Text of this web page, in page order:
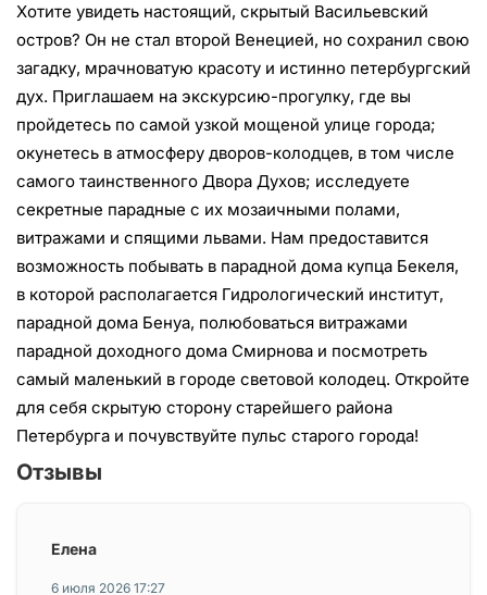
Хотите увидеть настоящий, скрытый Васильевский
остров? Он не стал второй Венецией, но сохранил свою
загадку, мрачноватую красоту и истинно петербургский
дух. Приглашаем на экскурсию-прогулку, где вы
пройдетесь по самой узкой мощеной улице города;
окунетесь в атмосферу дворов-колодцев, в том числе
самого таинственного Двора Духов; исследуете
секретные парадные с их мозаичными полами,
витражами и спящими львами. Нам предоставится
возможность побывать в парадной дома купца Бекеля,
в которой располагается Гидрологический институт,
парадной дома Бенуа, полюбоваться витражами
парадной доходного дома Смирнова и посмотреть
самый маленький в городе световой колодец. Откройте
для себя скрытую сторону старейшего района
Петербурга и почувствуйте пульс старого города!
Отзывы
Елена
6 июля 2026 17:27